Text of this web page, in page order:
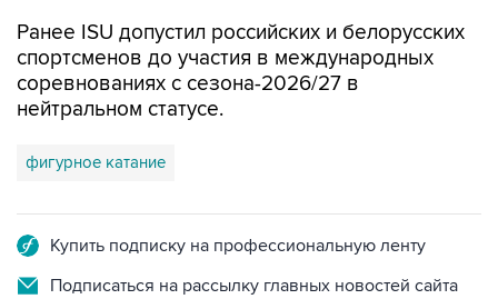
Ранее ISU допустил российских и белорусских
спортсменов до участия в международных
соревнованиях с сезона-2026/27 в
нейтральном статусе.
фигурное катание
Купить подписку на профессиональную ленту
Подписаться на рассылку главных новостей сайта